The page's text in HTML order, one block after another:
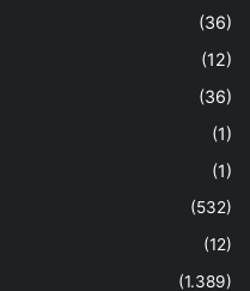
(36)
(12)
(36)
(1)
(1)
(532)
(12)
(1.389)